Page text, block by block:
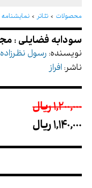
محصولات تئاتر نمایشنامه
نویسنده: رسول نظرزاده
ناشر: افراز
1,200,000 ريال
1,140,000 ريال